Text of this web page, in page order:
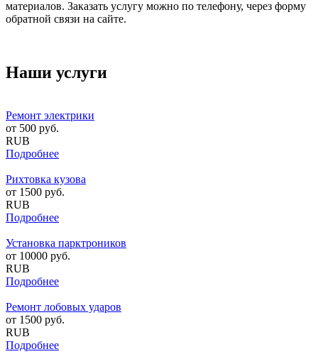
материалов. Заказать услугу можно по телефону, через форму
обратной связи на сайте.
Наши услуги
Ремонт электрики
от 500 руб.
RUB
Подробнее
Рихтовка кузова
от 1500 руб.
RUB
Подробнее
Установка парктроников
от 10000 руб.
RUB
Подробнее
Ремонт лобовых ударов
от 1500 руб.
RUB
Подробнее